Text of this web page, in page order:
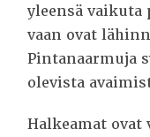
yleensä vaikuta
vaan ovat
Pintanaarmuja
olevista
Halkeamat ovat